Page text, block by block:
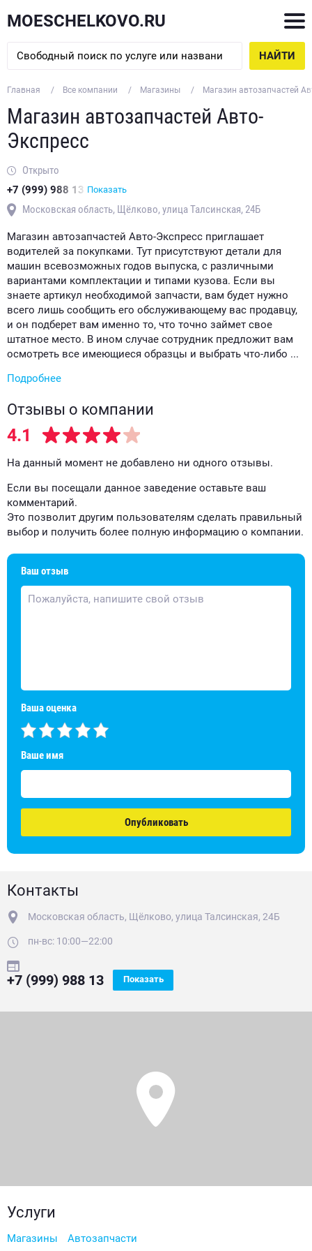
MOESCHELKOVO.RU
НАЙТИ
Главная Все компании Магазины Магазин автозапчастей
Магазин автозапчастей Авто-
Экспресс
Открыто
+7 (999) 988 13 Показать
Московская область, Щёлково, улица Талсинская, 24Б
Магазин автозапчастей Авто-Экспресс приглашает
водителей за покупками. Тут присутствуют детали для
машин всевозможных годов выпуска, с различными
вариантами комплектации и типами кузова. Если вы
знаете артикул необходимой запчасти, вам будет нужно
всего лишь сообщить его обслуживающему вас продавцу,
и он подберет вам именно то, что точно займет свое
штатное место. В ином случае сотрудник предложит вам
осмотреть все имеющиеся образцы и выбрать что-либо ...
Подробнее
Отзывы о компании
4.1
На данный момент не добавлено ни одного отзывы.
Если вы посещали данное заведение оставьте ваш
комментарий.
Это позволит другим пользователям сделать правильный
выбор и получить более полную информацию о компании.
Ваш отзыв
Ваша оценка
Ваше имя
Опубликовать
Контакты
Московская область, Щёлково, улица Талсинская, 24Б
пн-вс: 10:00—22:00
+7 (999) 988 13 Показать
Услуги
Магазины Автозапчасти